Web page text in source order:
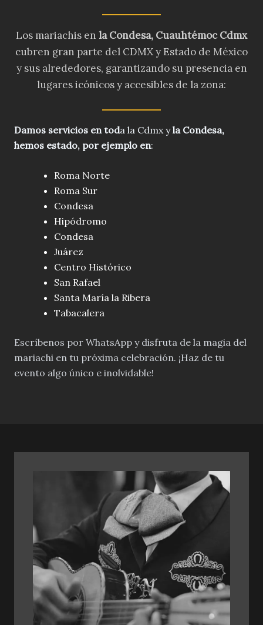
Los mariachis en la Condesa, CuauhtémocCdmx
cubren gran parte del CDMX y Estado de México
y sus alrededores, garantizando su presencia en
lugares icónicos y accesibles de la zona:
Damos servicios en toda la Cdmx yla Condesa,
hemos estado, por ejemplo en:
Roma Norte
Roma Sur
Condesa
Hipódromo
Condesa
Juárez
Centro Histórico
San Rafael
Santa María la Ribera
Tabacalera
Escríbenos por WhatsApp y disfruta de la magia del
mariachi en tu próxima celebración. ¡Haz de tu
evento algo único e inolvidable!